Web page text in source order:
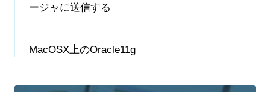
ージャに送信する
MacOSX上のOracle11g